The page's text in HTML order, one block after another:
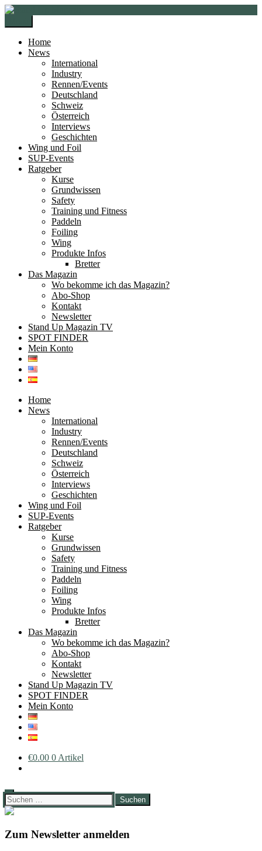
Zur
Navigation
springen
Zum
springen
Home
News
International
Industry
Rennen/Events
Deutschland
Schweiz
Österreich
Interviews
Geschichten
Wing und Foil
SUP-Events
Ratgeber
Kurse
Grundwissen
Safety
Training und Fitness
Paddeln
Foiling
Wing
Produkte Infos
Bretter
Das Magazin
Wo bekomme ich das Magazin?
Abo-Shop
Kontakt
Newsletter
Stand Up Magazin TV
SPOT FINDER
Mein Konto
Home
News
International
Industry
Rennen/Events
Deutschland
Schweiz
Österreich
Interviews
Geschichten
Wing und Foil
SUP-Events
Ratgeber
Kurse
Grundwissen
Safety
Training und Fitness
Paddeln
Foiling
Wing
Produkte Infos
Bretter
Das Magazin
Wo bekomme ich das Magazin?
Abo-Shop
Kontakt
Newsletter
Stand Up Magazin TV
SPOT FINDER
Mein Konto
€0.00 0 Artikel
Suchen
nach:
Zum Newsletter anmelden